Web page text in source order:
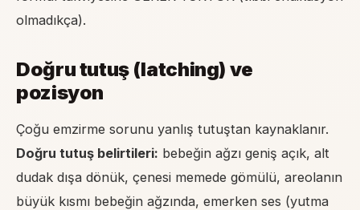
olmadıkça).
Doğru tutuş (latching) ve
pozisyon
Çoğu emzirme sorunu yanlış tutuştan kaynaklanır.
Doğru tutuş belirtileri: bebeğin ağzı geniş açık, alt
dudak dışa dönük, çenesi memede gömülü, areolanın
büyük kısmı bebeğin ağzında, emerken ses (yutma